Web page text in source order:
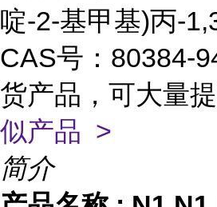
啶-2-基甲基)丙-
CAS号：80384-
货产品，可大量
似产品 >
简介